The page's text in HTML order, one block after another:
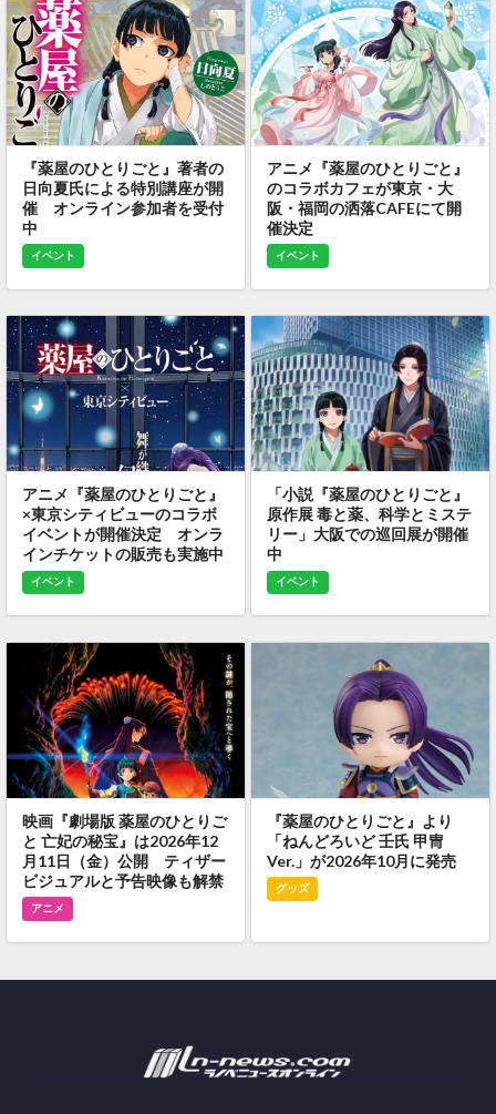
『薬屋のひとりごと』著者の
日向夏氏による特別講座が開
催 オンライン参加者を受付
中
イベント
アニメ『薬屋のひとりごと』
のコラボカフェが東京・大
阪・福岡の洒落CAFEにて開
催決定
イベント
アニメ『薬屋のひとりごと』
×東京シティビューのコラボ
イベントが開催決定 オンラ
インチケットの販売も実施中
イベント
「小説『薬屋のひとりごと』
原作展 毒と薬、科学とミステ
リー」大阪での巡回展が開催
中
イベント
映画『劇場版 薬屋のひとりご
と 亡妃の秘宝』は2026年12
月11日（金）公開 ティザー
ビジュアルと予告映像も解禁
アニメ
『薬屋のひとりごと』より
「ねんどろいど 壬氏 甲冑
Ver.」が2026年10月に発売
グッズ